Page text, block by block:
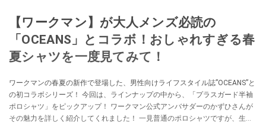
【ワークマン】が大人メンズ必読の
「OCEANS」とコラボ！おしゃれすぎる春
夏シャツを一度見てみて！
ワークマンの春夏の新作で登場した、男性向けライフスタイル誌”OCEANS”と
の初コラボシリーズ！ 今回は、ラインナップの中から、「プラスガード半袖
ポロシャツ」をピックアップ！ ワークマン公式アンバサダーのかずひさんが
その魅力を詳しく紹介してくれました！ 一見普通のポロシャツですが、生地